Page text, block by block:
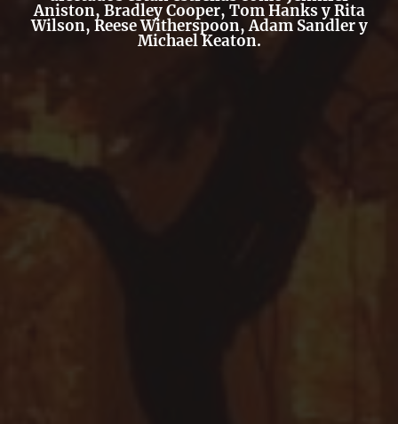
Aniston, Bradley Cooper, Tom Hanks y Rita
Wilson, Reese Witherspoon, Adam Sandler y
Michael Keaton.